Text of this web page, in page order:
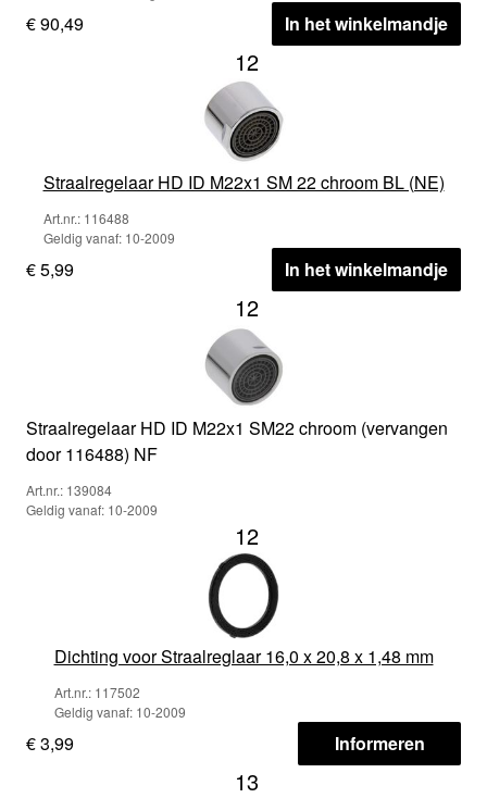
€ 90,49 In het winkelmandje
12
Straalregelaar HD ID M22x1 SM 22 chroom BL (NE)
Art.nr.: 116488
Geldig vanaf: 10-2009
€ 5,99 In het winkelmandje
12
Straalregelaar HD ID M22x1 SM22 chroom (vervangen
door 116488) NF
Art.nr.: 139084
Geldig vanaf: 10-2009
12
Dichting voor Straalreglaar 16,0 x 20,8 x 1,48 mm
Art.nr.: 117502
Geldig vanaf: 10-2009
€ 3,99 Informeren
13